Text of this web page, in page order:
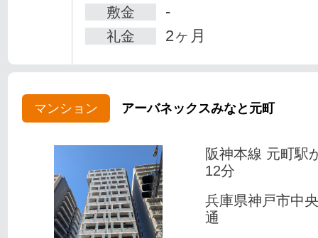
敷金 -
礼金 2ヶ月
マンション アーバネックスみなと元町
阪神本線 元町駅
12分
兵庫県神戸市中
通